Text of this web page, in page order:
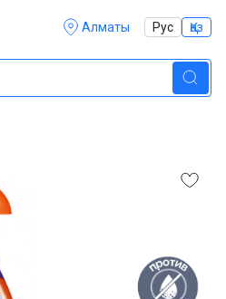
Алматы Рус Қаз